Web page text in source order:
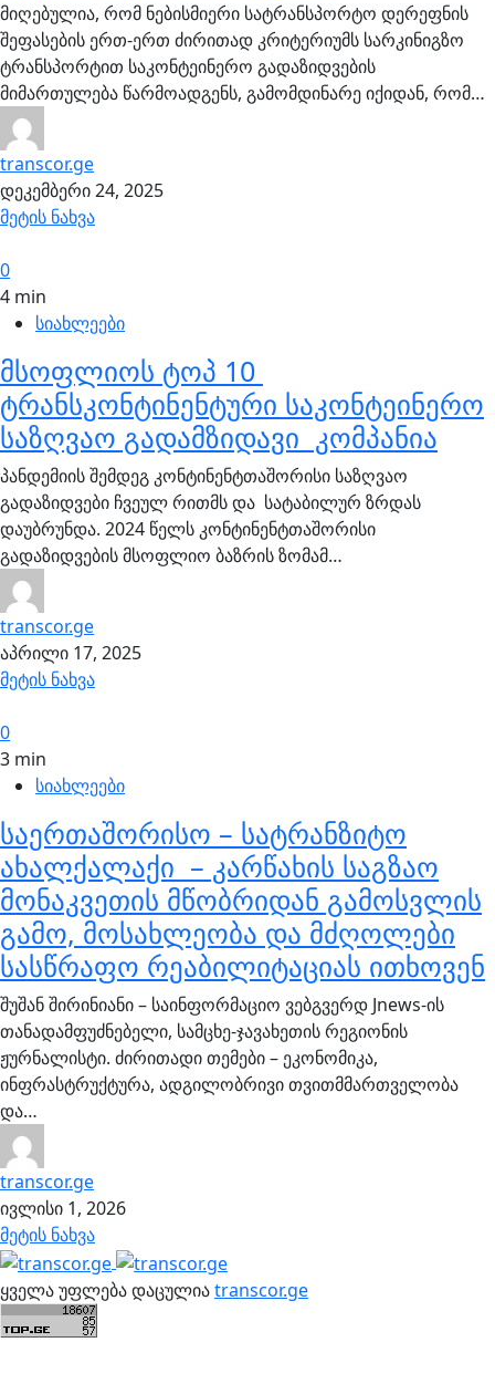
მიღებულია, რომ ნებისმიერი სატრანსპორტო დერეფნის
შეფასების ერთ-ერთ ძირითად კრიტერიუმს სარკინიგზო
ტრანსპორტით საკონტეინერო გადაზიდვების
მიმართულება წარმოადგენს, გამომდინარე იქიდან, რომ…
transcor.ge
დეკემბერი 24, 2025
მეტის ნახვა
0
4 min
სიახლეები
მსოფლიოს ტოპ 10
ტრანსკონტინენტური საკონტეინერო
საზღვაო გადამზიდავი კომპანია
პანდემიის შემდეგ კონტინენტთაშორისი საზღვაო
გადაზიდვები ჩვეულ რითმს და სატაბილურ ზრდას
დაუბრუნდა. 2024 წელს კონტინენტთაშორისი
გადაზიდვების მსოფლიო ბაზრის ზომამ…
transcor.ge
აპრილი 17, 2025
მეტის ნახვა
0
3 min
სიახლეები
საერთაშორისო – სატრანზიტო
ახალქალაქი – კარწახის საგზაო
მონაკვეთის მწობრიდან გამოსვლის
გამო, მოსახლეობა და მძღოლები
სასწრაფო რეაბილიტაციას ითხოვენ
შუშან შირინიანი – საინფორმაციო ვებგვერდ Jnews-ის
თანადამფუძნებელი, სამცხე-ჯავახეთის რეგიონის
ჟურნალისტი. ძირითადი თემები – ეკონომიკა,
ინფრასტრუქტურა, ადგილობრივი თვითმმართველობა
და…
transcor.ge
ივლისი 1, 2026
მეტის ნახვა
ყველა უფლება დაცულიაtranscor.ge